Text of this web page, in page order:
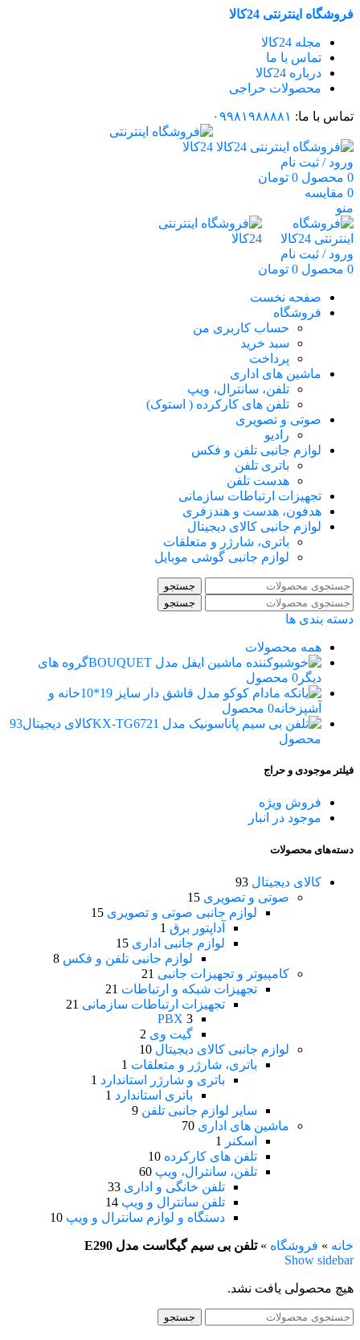
فروشگاه اینترنتی 24کالا
مجله 24کالا
تماس با ما
درباره 24کالا
محصولات حراجی
تماس با ما: ۰۹۹۸۱۹۸۸۸۸۱
ورود / ثبت نام
0 محصول 0 تومان
0 مقایسه
منو
ورود / ثبت نام
0 محصول 0 تومان
صفحه نخست
فروشگاه
حساب کاربری من
سبد خرید
پرداخت
ماشین های اداری
تلفن، سانترال، ویپ
تلفن های کارکرده ( استوک)
صوتی و تصویری
رادیو
لوازم جانبی تلفن و فکس
باتری تلفن
هدست تلفن
تجهیزات ارتباطات سازمانی
هدفون، هدست و هندزفری
لوازم جانبی کالای دیجیتال
باتری، شارژر و متعلقات
لوازم جانبی گوشی موبایل
جستجو
جستجو
دسته بندی ها
همه محصولات
گروه های
دیگر 0 محصول
خانه و
آشپزخانه0 محصول
کالای دیجیتال93
محصول
فیلتر موجودی و حراج
فروش ویژه
موجود در انبار
دسته‌های محصولات
کالای دیجیتال 93
صوتی و تصویری 15
لوازم جانبی صوتی و تصویری 15
آداپتور برق 1
لوازم جانبی اداری 15
لوازم جانبی تلفن و فکس 8
کامپیوتر و تجهیزات جانبی 21
تجهیزات شبکه و ارتباطات 21
تجهیزات ارتباطات سازمانی 21
PBX 3
گیت وی 2
لوازم جانبی کالای دیجیتال 10
باتری، شارژر و متعلقات 1
باتری و شارژر استاندارد 1
باتری استاندارد 1
سایر لوازم جانبی تلفن 9
ماشین های اداری 70
اسکنر
1
تلفن های کارکرده 10
تلفن، سانترال، ویپ 60
تلفن خانگی و اداری 33
تلفن سانترال و ویپ 14
دستگاه و لوازم سانترال و ویپ 10
خانه » فروشگاه »تلفن بی سیم گیگاست مدل E290
Show sidebar
هیچ محصولی یافت نشد.
جستجو